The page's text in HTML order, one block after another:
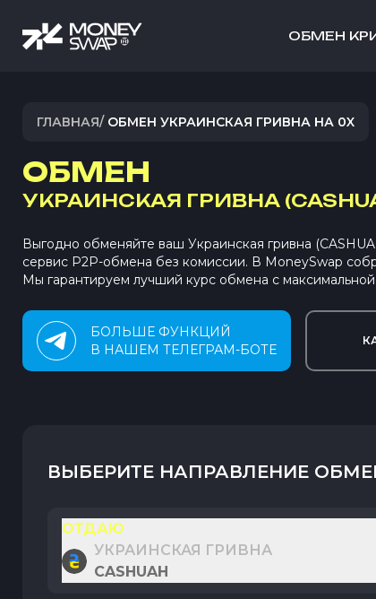
ОБМЕН
ГЛАВНАЯ/ ОБМЕН УКРАИНСКАЯ ГРИВНА НА 0X
ОБМЕН
УКРАИНСКАЯ ГРИВНА
Выгодно обменяйте ваш Украинская гривна
сервис P2P-обмена без комиссии. В MoneySwap
Мы гарантируем лучший курс обмена с
БОЛЬШЕ ФУНКЦИЙ
В НАШЕМ ТЕЛЕГРАМ-БОТЕ
ВЫБЕРИТЕ НАПРАВЛЕНИЕ
ОТДАЮ
УКРАИНСКАЯ ГРИВНА
CASHUAH